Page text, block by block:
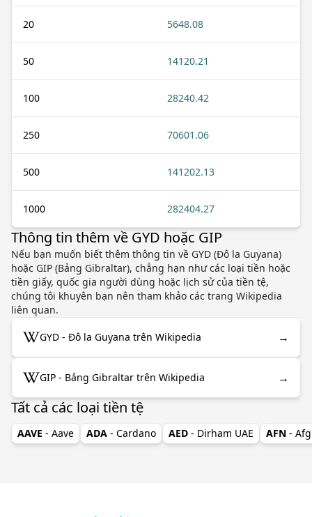
20 5648.08
50 14120.21
100 28240.42
250 70601.06
500 141202.13
1000 282404.27
Thông tin thêm về GYD hoặc GIP
Nếu bạn muốn biết thêm thông tin về GYD (Đô la Guyana)
hoặc GIP (Bảng Gibraltar), chẳng hạn như các loại tiền hoặc
tiền giấy, quốc gia người dùng hoặc lịch sử của tiền tệ,
chúng tôi khuyên bạn nên tham khảo các trang Wikipedia
liên quan.
GYD - Đô la Guyana trên Wikipedia →
GIP - Bảng Gibraltar trên Wikipedia →
Tất cả các loại tiền tệ
AAVE - Aave ADA - Cardano AED - Dirham UAE AFN -